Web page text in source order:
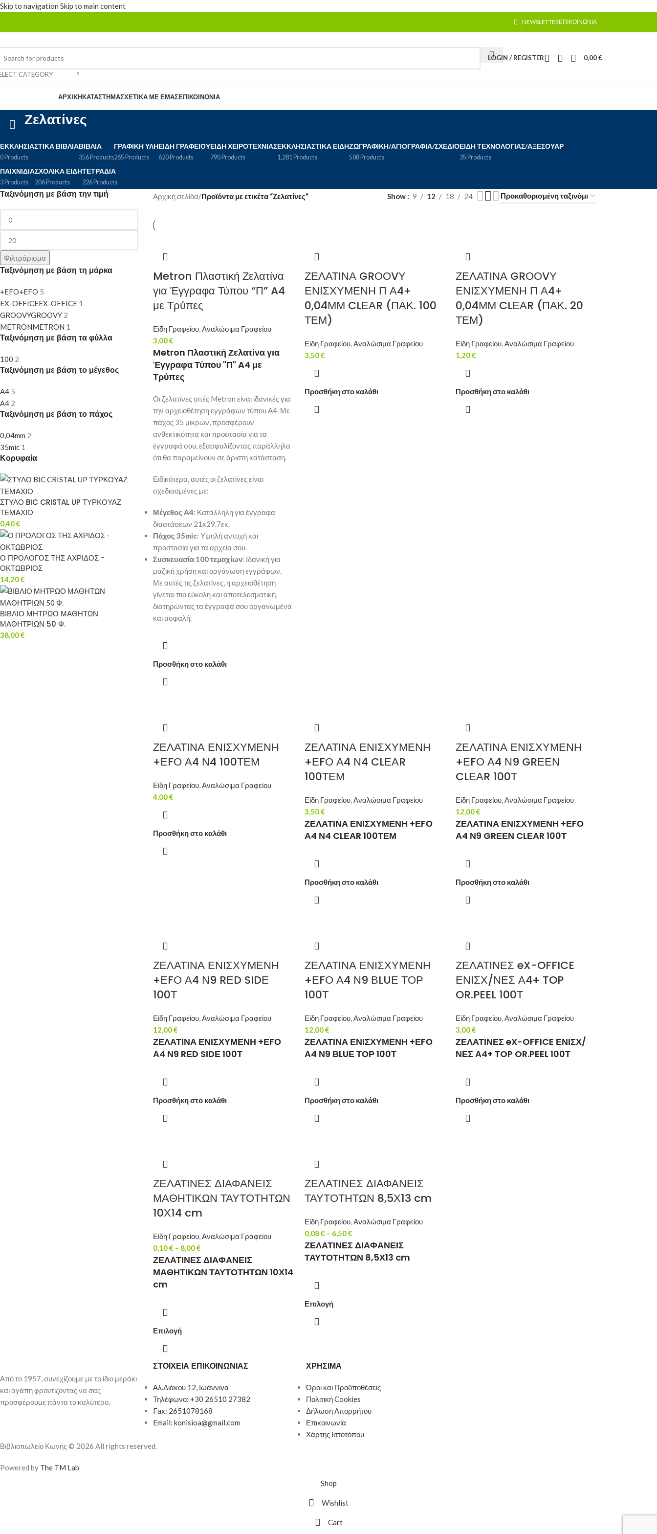
Skip to navigation Skip to main content
NEWSLETTERΕΠΙΚΟΙΝΩΝΊΑ
CATEGORY
LOGIN / REGISTER 0,00€
ΑΡΧΙΚΉΚΑΤΆΣΤΗΜΑΣΧΕΤΙΚΆ ΜΕ ΕΜΆΣΕΠΙΚΟΙΝΩΝΊΑ
Ζελατίνες
ΕΚΚΛΗΣΙΑΣΤΙΚΆ ΒΙΒΛΊΑ
0 Products
ΒΙΒΛΊΑ
356 Products
ΓΡΑΦΙΚΉ ΎΛΗ
265 Products
ΕΊΔΗ ΓΡΑΦΕΊΟΥ
620 Products
ΕΊΔΗ ΧΕΙΡΟΤΕΧΝΊΑΣ
790 Products
ΕΚΚΛΗΣΙΑΣΤΙΚΆ ΕΊΔΗ
1,281 Products
ΖΩΓΡΑΦΙΚΉ/ΑΓΙΟΓΡΑΦΊΑ/ΣΧΈΔΙΟ
508 Products
ΕΊΔΗ ΤΕΧΝΟΛΟΓΊΑΣ/ΑΞΕΣΟΥΆΡ
35 Products
ΠΑΙΧΝΊΔΙΑ
3 Products
ΣΧΟΛΙΚΆ ΕΊΔΗ
206 Products
ΤΕΤΡΆΔΙΑ
226 Products
Ταξινόμηση με βάση την τιμή
Φιλτράρισμα
Ταξινόμηση με βάση τη μάρκα
+EFO+EFO 5
EX-OFFICEEX-OFFICE 1
GROOVYGROOVY 2
METRONMETRON 1
Ταξινόμηση με βάση τα φύλλα
100 2
Ταξινόμηση με βάση το μέγεθος
A4 5
Α4 2
Ταξινόμηση με βάση το πάχος
0,04mm 2
35mic 1
Κορυφαία
ΣΤΥΛΟ BIC CRISTAL UP ΤΥΡΚΟΥΑΖ
ΤΕΜΑΧΙΟ
0,40€
Ο ΠΡΟΛΟΓΟΣ ΤΗΣ ΑΧΡΙΔΟΣ -
ΟΚΤΩΒΡΙΟΣ
14,20€
ΒΙΒΛΙΟ ΜΗΤΡΩΟ ΜΑΘΗΤΩΝ
ΜΑΘΗΤΡΙΩΝ 50 Φ.
38,00€
Αρχική σελίδα/Προϊόντα με ετικέτα “Ζελατίνες” Show 9 12 18 24
Metron Πλαστική Ζελατίνα
για Έγγραφα Τύπου “Π” A4
με Τρύπες
Είδη Γραφείου,Αναλώσιμα Γραφείου
3,00€
Metron Πλαστική Ζελατίνα για
Έγγραφα Τύπου "Π" A4 με
Τρύπες
Οι ζελατίνες οπές Metron είναι ιδανικές για
την αρχειοθέτηση εγγράφων τύπου A4. Με
πάχος 35 μικρών, προσφέρουν
ανθεκτικότητα και προστασία για τα
έγγραφά σου, εξασφαλίζοντας παράλληλα
ότι θα παραμείνουν σε άριστη κατάσταση.
Ειδικότερα, αυτές οι ζελατίνες είναι
σχεδιασμένες με:
Μέγεθος A4: Κατάλληλη για έγγραφα
διαστάσεων 21x29.7εκ.
Πάχος 35mic: Υψηλή αντοχή και
προστασία για τα αρχεία σου.
Συσκευασία 100 τεμαχίων: Ιδανική για
μαζική χρήση και οργάνωση εγγράφων.
Με αυτές τις ζελατίνες, η αρχειοθέτηση
γίνεται πιο εύκολη και αποτελεσματική,
διατηρώντας τα έγγραφά σου οργανωμένα
και ασφαλή.
Προσθήκη στο καλάθι
ΖΕΛΑΤΙΝΑ GRΟΟVΥ
ΕΝΙΣΧΥΜΕΝΗ Π Α4+
0,04ΜΜ CLΕΑR (ΠΑΚ. 100
ΤΕΜ)
Είδη Γραφείου,Αναλώσιμα Γραφείου
3,50€
Προσθήκη στο καλάθι
ΖΕΛΑΤΙΝΑ GRΟΟVΥ
ΕΝΙΣΧΥΜΕΝΗ Π Α4+
0,04ΜΜ CLΕΑR (ΠΑΚ. 20
ΤΕΜ)
Είδη Γραφείου,Αναλώσιμα Γραφείου
1,20€
Προσθήκη στο καλάθι
ΖΕΛΑΤΙΝΑ ΕΝΙΣΧΥΜΕΝΗ
+ΕFΟ Α4 Ν4 100ΤΕΜ
Είδη Γραφείου,Αναλώσιμα Γραφείου
4,00€
Προσθήκη στο καλάθι
ΖΕΛΑΤΙΝΑ ΕΝΙΣΧΥΜΕΝΗ
+ΕFΟ Α4 Ν4 CLΕΑR
100ΤΕΜ
Είδη Γραφείου,Αναλώσιμα Γραφείου
3,50€
ΖΕΛΑΤΙΝΑ ΕΝΙΣΧΥΜΕΝΗ +ΕFΟ
Α4 Ν4 CLΕΑR 100ΤΕΜ
Προσθήκη στο καλάθι
ΖΕΛΑΤΙΝΑ ΕΝΙΣΧΥΜΕΝΗ
+ΕFΟ Α4 Ν9 GRΕΕΝ
CLΕΑR 100Τ
Είδη Γραφείου,Αναλώσιμα Γραφείου
12,00€
ΖΕΛΑΤΙΝΑ ΕΝΙΣΧΥΜΕΝΗ +ΕFΟ
Α4 Ν9 GRΕΕΝ CLΕΑR 100Τ
Προσθήκη στο καλάθι
ΖΕΛΑΤΙΝΑ ΕΝΙΣΧΥΜΕΝΗ
+ΕFΟ Α4 Ν9 RΕD SΙDΕ
100Τ
Είδη Γραφείου,Αναλώσιμα Γραφείου
12,00€
ΖΕΛΑΤΙΝΑ ΕΝΙΣΧΥΜΕΝΗ +ΕFΟ
Α4 Ν9 RΕD SΙDΕ 100Τ
Προσθήκη στο καλάθι
ΖΕΛΑΤΙΝΑ ΕΝΙΣΧΥΜΕΝΗ
+ΕFΟ Α4 Ν9 ΒLUΕ ΤΟΡ
100Τ
Είδη Γραφείου,Αναλώσιμα Γραφείου
12,00€
ΖΕΛΑΤΙΝΑ ΕΝΙΣΧΥΜΕΝΗ +ΕFΟ
Α4 Ν9 ΒLUΕ ΤΟΡ 100Τ
Προσθήκη στο καλάθι
ΖΕΛΑΤΙΝΕΣ eX-OFFICE
ΕΝΙΣΧ/ΝΕΣ Α4+ TOP
OR.PEEL 100Τ
Είδη Γραφείου,Αναλώσιμα Γραφείου
3,00€
ΖΕΛΑΤΙΝΕΣ eX-OFFICE ΕΝΙΣΧ/
ΝΕΣ Α4+ TOP OR.PEEL 100Τ
Προσθήκη στο καλάθι
ΖΕΛΑΤΙΝΕΣ ΔΙΑΦΑΝΕΙΣ
ΜΑΘΗΤΙΚΩΝ ΤΑΥΤΟΤΗΤΩΝ
10Χ14 cm
Είδη Γραφείου,Αναλώσιμα Γραφείου
0,10€ – 8,00€
ΖΕΛΑΤΙΝΕΣ ΔΙΑΦΑΝΕΙΣ
ΜΑΘΗΤΙΚΩΝ ΤΑΥΤΟΤΗΤΩΝ 10Χ14
cm
Επιλογή
ΖΕΛΑΤΙΝΕΣ ΔΙΑΦΑΝΕΙΣ
ΤΑΥΤΟΤΗΤΩΝ 8,5Χ13 cm
Είδη Γραφείου,Αναλώσιμα Γραφείου
0,08€ – 6,50€
ΖΕΛΑΤΙΝΕΣ ΔΙΑΦΑΝΕΙΣ
ΤΑΥΤΟΤΗΤΩΝ 8,5Χ13 cm
Επιλογή
Από το 1957, συνεχίζουμε με το ίδιο μεράκι
και αγάπη φροντίζοντας να σας
προσφέρουμε πάντα το καλύτερο.
ΣΤΟΙΧΕΙΑ ΕΠΙΚΟΙΝΩΝΙΑΣ
Αλ.Διάκου 12, Ιωάννινα
Τηλέφωνο: +30 26510 27382
Fax: 2651078168
Email: konisioa@gmail.com
ΧΡΗΣΙΜΑ
Όροι και Προϋποθέσεις
Πολιτική Cookies
Δήλωση Απορρήτου
Επικοινωνία
Χάρτης Ιστοτόπου
Βιβλιοπωλείο Κωνής © 2026 All rights reserved.
Powered by The TM Lab
Shop
Wishlist
Cart